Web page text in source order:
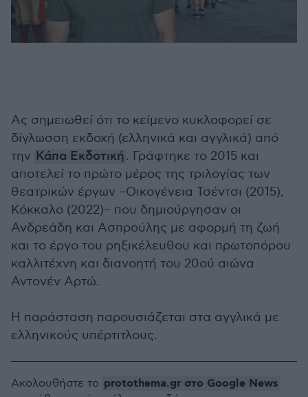
Ας σημειωθεί ότι το κείμενο κυκλοφορεί σε
δίγλωσση εκδοχή (ελληνικά και αγγλικά) από
την Κάπα Εκδοτική. Γράφτηκε το 2015 και
αποτελεί το πρώτο μέρος της τριλογίας των
θεατρικών έργων –Οικογένεια Τσέντσι (2015),
Κόκκαλο (2022)– που δημιούργησαν οι
Ανδρεάδη και Ασπρούλης με αφορμή τη ζωή
και το έργο του ρηξικέλευθου και πρωτοπόρου
καλλιτέχνη και διανοητή του 20ού αιώνα
Αντονέν Αρτώ.
Η παράσταση παρουσιάζεται στα αγγλικά με
ελληνικούς υπέρτιτλους.
Ακολουθήστε το protothema.gr στο Google News